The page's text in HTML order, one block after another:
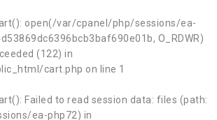
open(/var/cpanel/php/sessions/ea-
O_RDWR)
(122) in
cart.php on line 1
Failed to read session data: files (path:
ea-php72) in